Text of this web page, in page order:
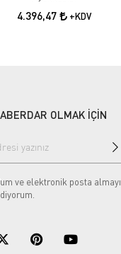
4.396,47 +KDV
OLMAK İÇİN
ve elektronik posta almayı